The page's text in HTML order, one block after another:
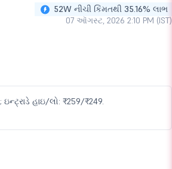
52W નીચી કિંમતથી 35.16% લાભ
07 ઑગસ્ટ, 2026 2:10 PM (IST)
હાઇ/લો: ₹259/₹249.